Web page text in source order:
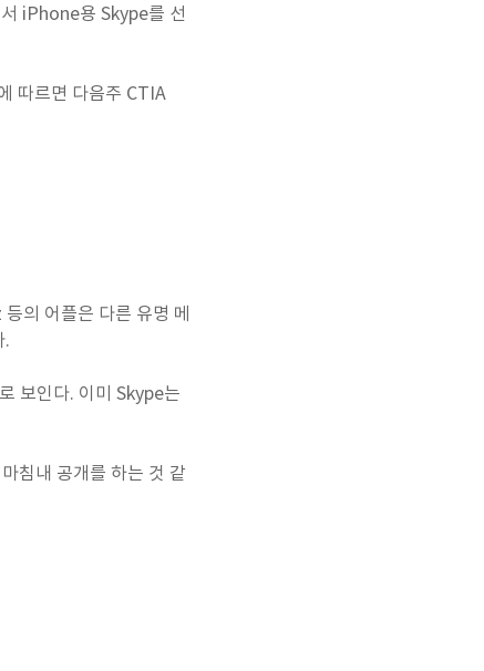
iPhone용 Skype를 선
따르면 다음주 CTIA
의 어플은 다른 유명 메
.
보인다. 이미 Skype는
침내 공개를 하는 것 같